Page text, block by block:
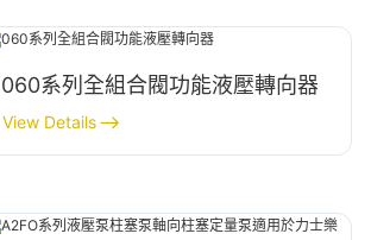
060系列全組合閥功能液壓轉向器
View Details